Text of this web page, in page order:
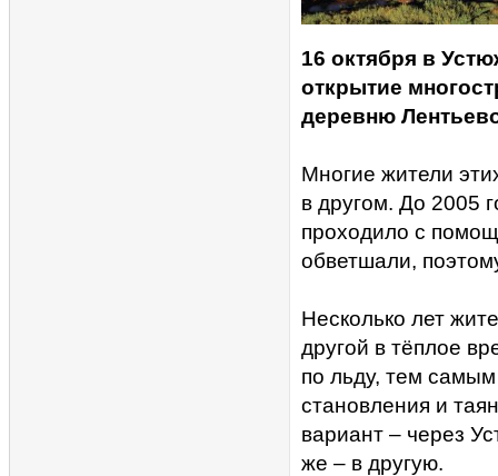
16 октября в
открытие
деревню
Многие жители
в другом. До 2005
проходило с
обветшали,
Несколько лет
другой в тёплое
по льду, тем
становления и
вариант – через
же – в другую.